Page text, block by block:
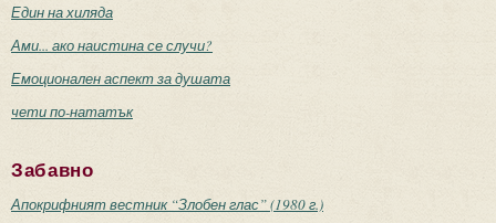
Един на хиляда
Ами... ако наистина се случи?
Емоционален аспект за душата
чети по-нататък
Забавно
Апокрифният вестник “Злобен глас” (1980 г.)